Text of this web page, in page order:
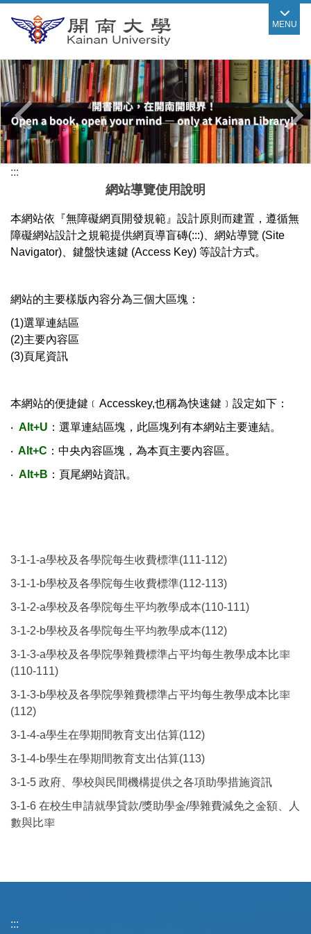
到
要
內
容
區
MENU
:::
網站導覽使用說明
本網站依『無障礙網頁開發規範』設計原則而建置，遵循無
障礙網站設計之規範提供網頁導盲磚(:::)、網站導覽 (Site
Navigator)、鍵盤快速鍵 (Access Key) 等設計方式。
網站的主要樣版內容分為三個大區塊：
(1)選單連結區
(2)主要內容區
(3)頁尾資訊
本網站的便捷鍵﹝Accesskey,也稱為快速鍵﹞設定如下：
‧ Alt+U ：選單連結區塊，此區塊列有本網站主要連結。
‧ Alt+C ：中央內容區塊，為本頁主要內容區。
‧ Alt+B ：頁尾網站資訊。
3-1-1-a學校及各學院每生收費標準(111-112)
3-1-1-b學校及各學院每生收費標準(112-113)
3-1-2-a學校及各學院每生平均教學成本(110-111)
3-1-2-b學校及各學院每生平均教學成本(112)
3-1-3-a學校及各學院學雜費標準占平均每生教學成本比率
(110-111)
3-1-3-b學校及各學院學雜費標準占平均每生教學成本比率
(112)
3-1-4-a學生在學期間教育支出估算(112)
3-1-4-b學生在學期間教育支出估算(113)
3-1-5 政府、學校與民間機構提供之各項助學措施資訊
3-1-6 在校生申請就學貸款/獎助學金/學雜費減免之金額、人
數與比率
:::